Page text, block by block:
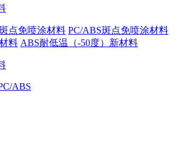
点免喷涂材料 PC/ABS斑点免喷涂材料
料 ABS耐低温（-50度）新材料
ABS